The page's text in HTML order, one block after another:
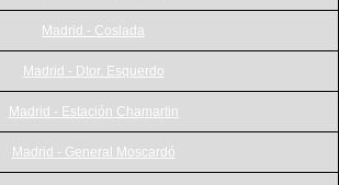
Madrid - Coslada
Madrid - Dtor. Esquerdo
Madrid - Estación Chamartin
Madrid - General Moscardó